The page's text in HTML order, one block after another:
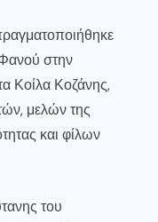
στην
Κοίλα Κοζάνης,
μελών της
και φίλων
του